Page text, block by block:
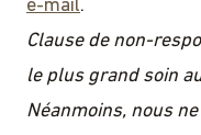
e-mail.
Clause de non-
le plus grand soin
Néanmoins, nous